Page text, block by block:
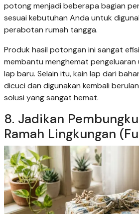
potong menjadi beberapa bagian
sesuai kebutuhan Anda untuk
perabotan rumah tangga.
Produk hasil potongan ini sangat
membantu menghemat pengeluaran
lap baru. Selain itu, kain lap dari
dicuci dan digunakan kembali
solusi yang sangat hemat.
8. Jadikan
Ramah Lingkungan